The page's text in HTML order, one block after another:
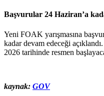
Başvurular 24 Haziran’a
Yeni FOAK yarışmasına
kadar devam edeceği
2026 tarihinde resmen
kaynak: GOV